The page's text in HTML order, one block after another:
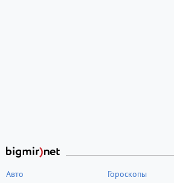
Авто
Гороскопы